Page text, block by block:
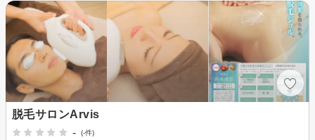
脱毛サロンArvis
-
(-件)